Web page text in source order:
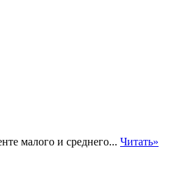
малого и среднего... Читать»